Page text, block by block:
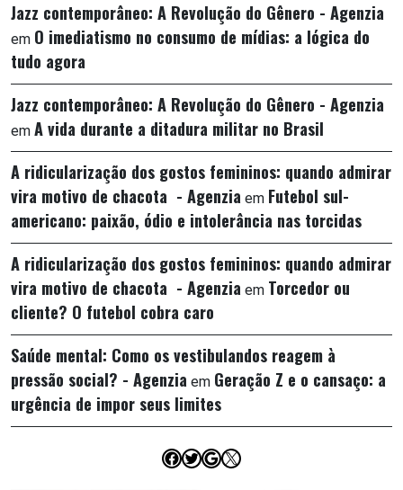
Jazz contemporâneo: A Revolução do Gênero - Agenzia
em O imediatismo no consumo de mídias: a lógica do
tudo agora
Jazz contemporâneo: A Revolução do Gênero - Agenzia
em A vida durante a ditadura militar no Brasil
A ridicularização dos gostos femininos: quando admirar
vira motivo de chacota - Agenzia em Futebol sul-
americano: paixão, ódio e intolerância nas torcidas
A ridicularização dos gostos femininos: quando admirar
vira motivo de chacota - Agenzia em Torcedor ou
cliente? O futebol cobra caro
Saúde mental: Como os vestibulandos reagem à
pressão social? - Agenzia em Geração Z e o cansaço: a
urgência de impor seus limites
Facebook
Twitter
Google
X